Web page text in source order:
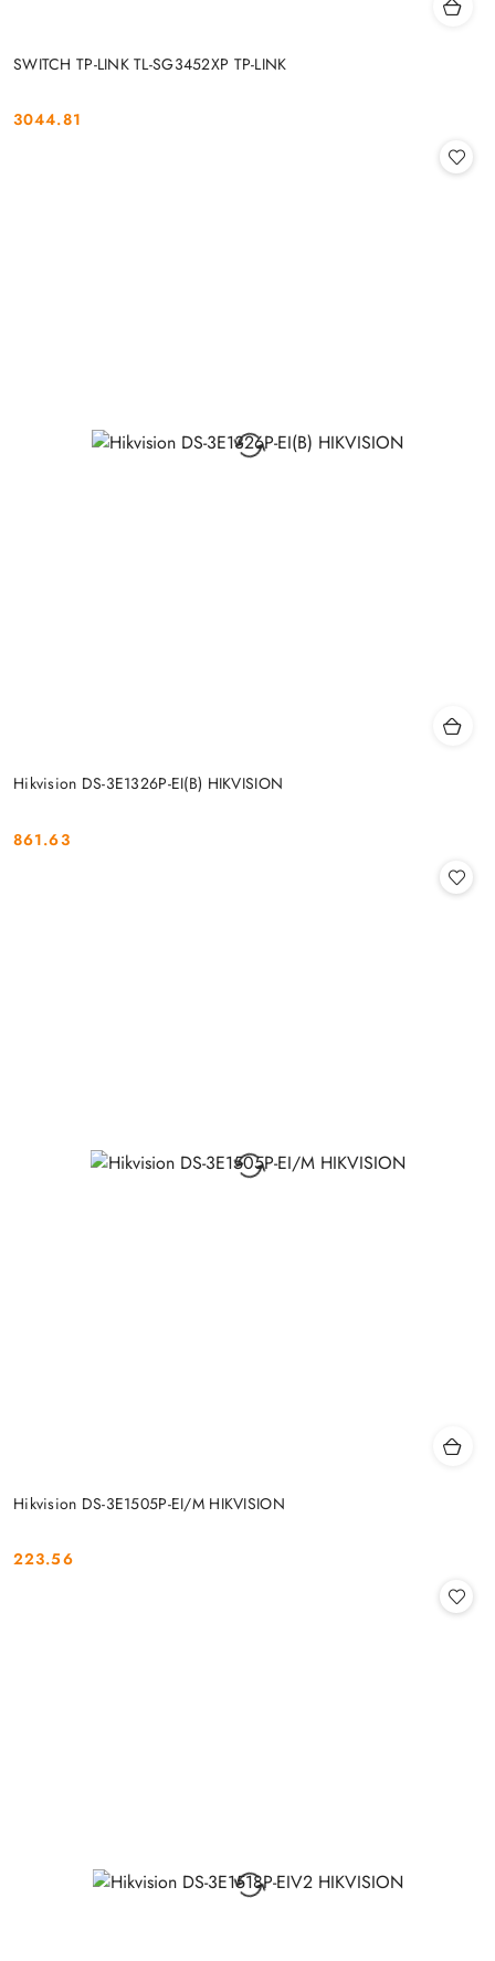
SWITCH TP-LINK TL-SG3452XP TP-LINK
Cena:
3044.81
Hikvision DS-3E1326P-EI(B) HIKVISION
Cena:
861.63
Hikvision DS-3E1505P-EI/M HIKVISION
Cena:
223.56